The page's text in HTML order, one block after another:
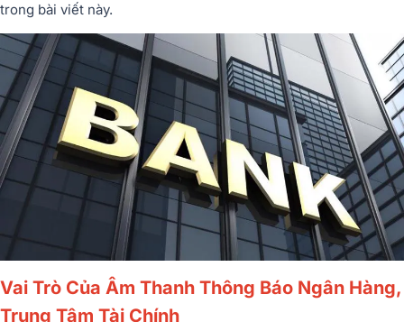
trong bài viết này.
Vai Trò Của Âm Thanh Thông Báo Ngân Hàng,
Trung Tâm Tài Chính